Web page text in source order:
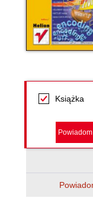
Książka